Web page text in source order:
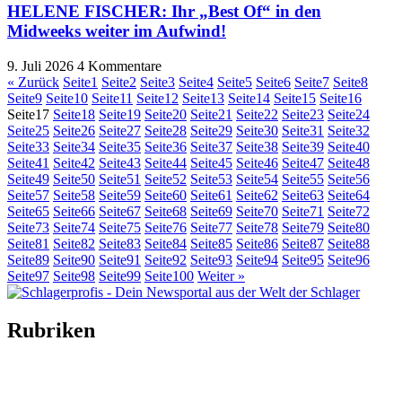
HELENE FISCHER: Ihr „Best Of“ in den
Midweeks weiter im Aufwind!
9. Juli 2026 4 Kommentare
« Zurück Seite1 Seite2 Seite3 Seite4 Seite5 Seite6 Seite7 Seite8
Seite9 Seite10 Seite11 Seite12 Seite13 Seite14 Seite15 Seite16
Seite17 Seite18 Seite19 Seite20 Seite21 Seite22 Seite23 Seite24
Seite25 Seite26 Seite27 Seite28 Seite29 Seite30 Seite31 Seite32
Seite33 Seite34 Seite35 Seite36 Seite37 Seite38 Seite39 Seite40
Seite41 Seite42 Seite43 Seite44 Seite45 Seite46 Seite47 Seite48
Seite49 Seite50 Seite51 Seite52 Seite53 Seite54 Seite55 Seite56
Seite57 Seite58 Seite59 Seite60 Seite61 Seite62 Seite63 Seite64
Seite65 Seite66 Seite67 Seite68 Seite69 Seite70 Seite71 Seite72
Seite73 Seite74 Seite75 Seite76 Seite77 Seite78 Seite79 Seite80
Seite81 Seite82 Seite83 Seite84 Seite85 Seite86 Seite87 Seite88
Seite89 Seite90 Seite91 Seite92 Seite93 Seite94 Seite95 Seite96
Seite97 Seite98 Seite99 Seite100 Weiter »
Rubriken